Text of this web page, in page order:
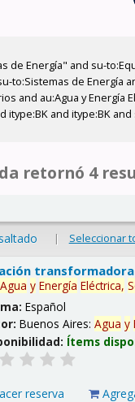
Energía" and su-
to:Sistemas de Energía
and au:Agua y
and itype:BK
retornó 4
| Seleccionar
Agua y Energía Eléctrica,
Español
Buenos Aires:Agua y
Ítems
reserva